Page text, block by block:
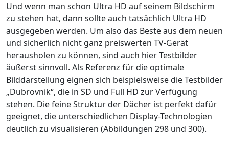
Und wenn man schon Ultra HD auf seinem Bildschirm
zu stehen hat, dann sollte auch tatsächlich Ultra HD
ausgegeben werden. Um also das Beste aus dem neuen
und sicherlich nicht ganz preiswerten TV-Gerät
herausholen zu können, sind auch hier Testbilder
äußerst sinnvoll. Als Referenz für die optimale
Bilddarstellung eignen sich beispielsweise die Testbilder
„Dubrovnik“, die in SD und Full HD zur Verfügung
stehen. Die feine Struktur der Dächer ist perfekt dafür
geeignet, die unterschiedlichen Display-Technologien
deutlich zu visualisieren (Abbildungen 298 und 300).